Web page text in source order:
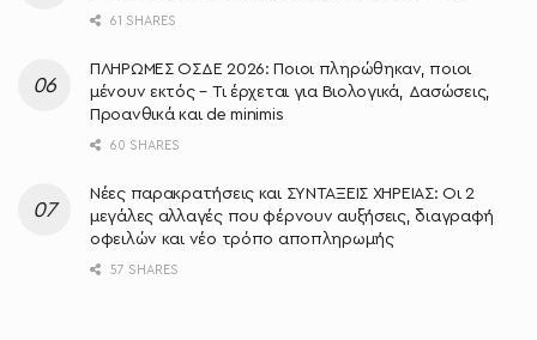
61 SHARES
ΠΛΗΡΩΜΕΣ ΟΣΔΕ 2026: Ποιοι πληρώθηκαν, ποιοι
μένουν εκτός – Τι έρχεται για Βιολογικά, Δασώσεις,
Προανθικά και de minimis
60 SHARES
Νέες παρακρατήσεις και ΣΥΝΤΑΞΕΙΣ ΧΗΡΕΙΑΣ: Οι 2
μεγάλες αλλαγές που φέρνουν αυξήσεις, διαγραφή
οφειλών και νέο τρόπο αποπληρωμής
57 SHARES